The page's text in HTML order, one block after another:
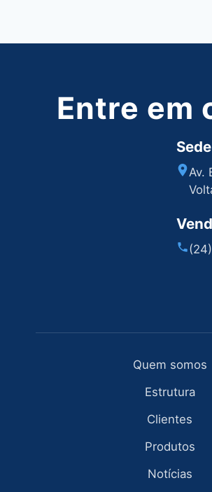
Entre em
Av.
Quem somos
Estrutura
Clientes
Produtos
Notícias